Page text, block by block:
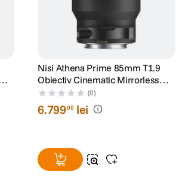
Nisi Athena Prime 85mm T1.9
Obiectiv Cinematic Mirrorless
Montura Sony FE
(0)
6.79900 lei